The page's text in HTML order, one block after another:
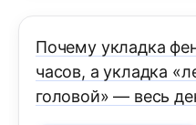
Почему укладка
часов, а укладка
головой» — весь